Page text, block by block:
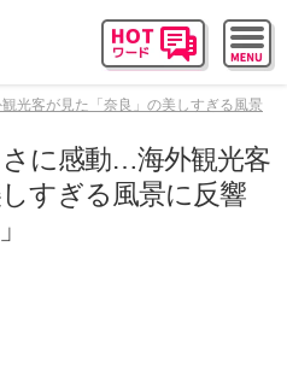
光客が見た「奈良」の美しすぎる風景
に感動…海外観光客
すぎる風景に反響